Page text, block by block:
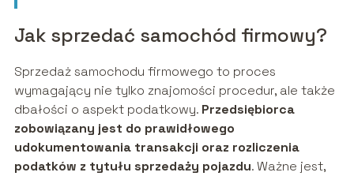
Jak sprzedać samochód firmowy?
Sprzedaż samochodu firmowego to proces
wymagający nie tylko znajomości procedur, ale także
dbałości o aspekt podatkowy. Przedsiębiorca
zobowiązany jest do prawidłowego
udokumentowania transakcji oraz rozliczenia
podatków z tytułu sprzedaży pojazdu. Ważne jest,